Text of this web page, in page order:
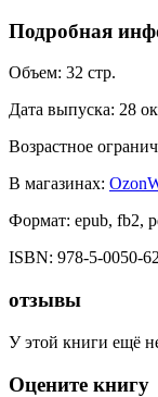
Подробная
Объем: 32 стр.
Дата выпуска: 28
Возрастное
В магазинах: Ozon
Формат: epub, fb2,
ISBN: 978-5-0050-
отзывы
У этой книги ещё
Оцените книгу